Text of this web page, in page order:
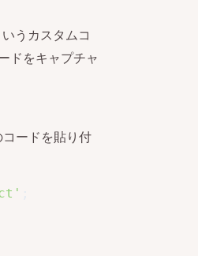
いうカスタムコ
ドをキャプチャ
ードを貼り付